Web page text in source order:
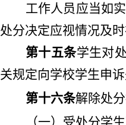
工作人员应当如
处分决定应视情况及
第十五条学生对
关规定向学校学生申
第十六条解除处
（一）受处分学